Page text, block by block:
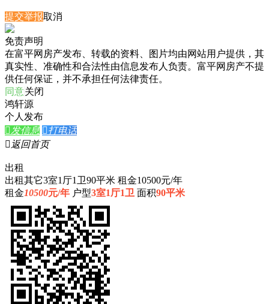
提交举报取消
免责声明
在富平网房产发布、转载的资料、图片均由网站用户提供，其
真实性、准确性和合法性由信息发布人负责。富平网房产不提
供任何保证，并不承担任何法律责任。
同意关闭
鸿轩源
个人发布
发信息 打电话
 返回首页
出租
出租其它3室1厅1卫90平米 租金10500元/年
租金10500元/年 户型3室1厅1卫 面积90平米